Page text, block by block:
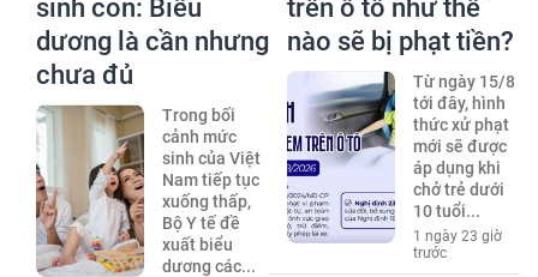
sinh con: Biểu
dương là cần nhưng
chưa đủ
Trong bối
cảnh mức
sinh của Việt
Nam tiếp tục
xuống thấp,
Bộ Y tế đề
xuất biểu
dương các...
trên ô tô như thế
nào sẽ bị phạt tiền?
Từ ngày 15/8
tới đây, hình
thức xử phạt
mới sẽ được
áp dụng khi
chở trẻ dưới
10 tuổi...
1 ngày 23 giờ
trước